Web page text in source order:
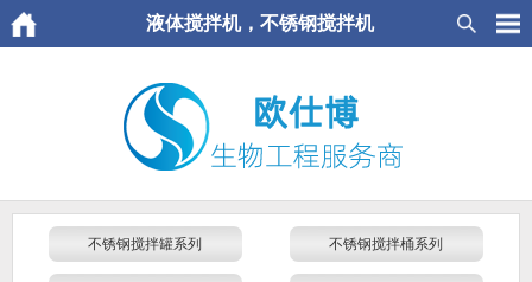
液体搅拌机，不锈钢搅拌机
不锈钢搅拌罐系列 不锈钢搅拌桶系列